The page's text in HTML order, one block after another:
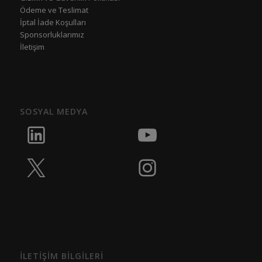
Ödeme ve Teslimat
İptal İade Koşulları
Sponsorluklarımız
İletişim
SOSYAL MEDYA
İLETİŞİM BİLGİLERİ